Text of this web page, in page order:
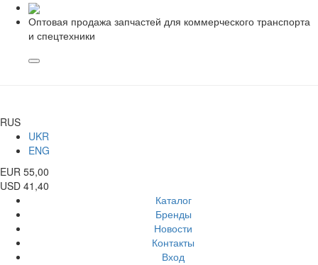
Оптовая продажа запчастей для коммерческого транспорта
и спецтехники
RUS
UKR
ENG
EUR 55,00
USD 41,40
Каталог
Бренды
Новости
Контакты
Вход